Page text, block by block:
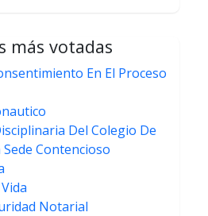
más votadas
En El Proceso
Del Colegio De
Contencioso
Notarial